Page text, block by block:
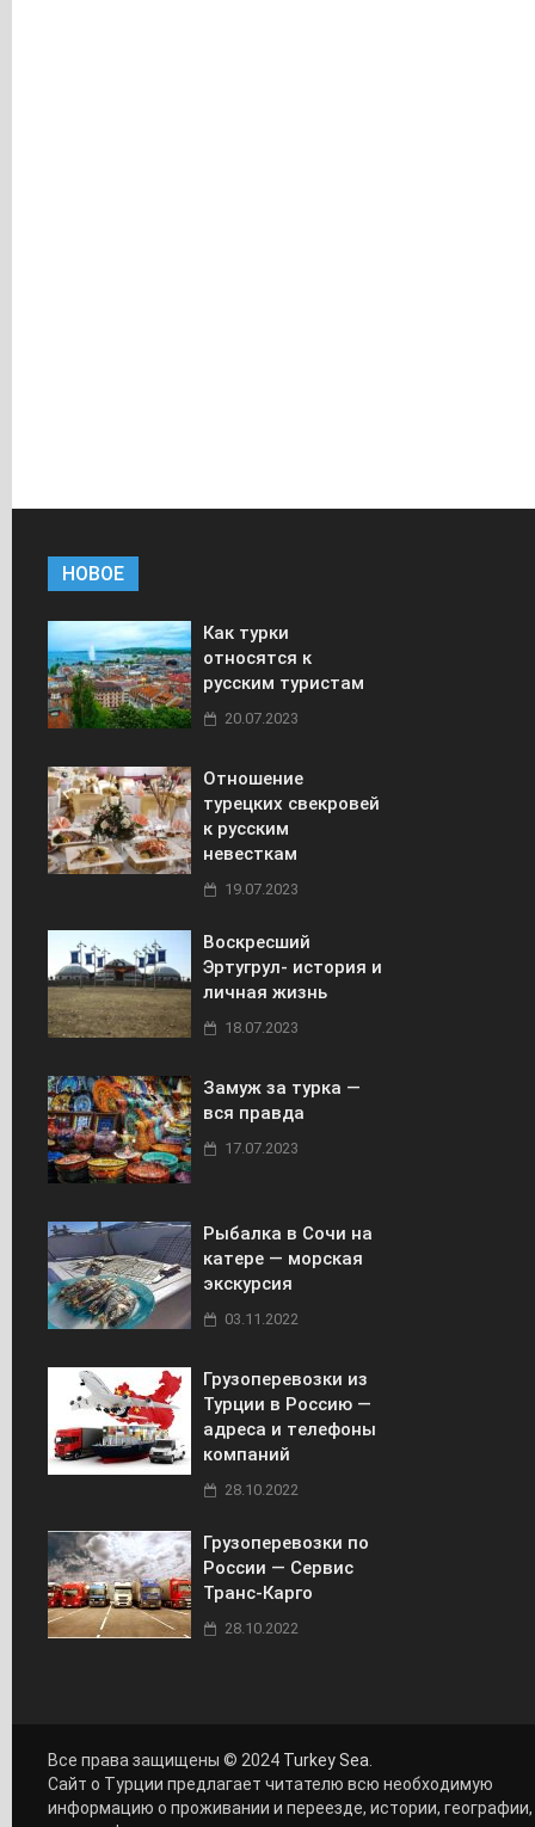
НОВОЕ
Как турки
относятся к
русским туристам
20.07.2023
Отношение
турецких свекровей
к русским
невесткам
19.07.2023
Воскресший
Эртугрул- история и
личная жизнь
18.07.2023
Замуж за турка —
вся правда
17.07.2023
Рыбалка в Сочи на
катере — морская
экскурсия
03.11.2022
Грузоперевозки из
Турции в Россию —
адреса и телефоны
компаний
28.10.2022
Грузоперевозки по
России — Сервис
Транс-Карго
28.10.2022
Все права защищены © 2024 Turkey Sea
Сайт о Турции предлагает читателю всю необходимую
информацию о проживании и переезде, истории, географии,